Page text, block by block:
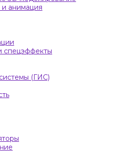
и анимация
спецэффекты
(ГИС)